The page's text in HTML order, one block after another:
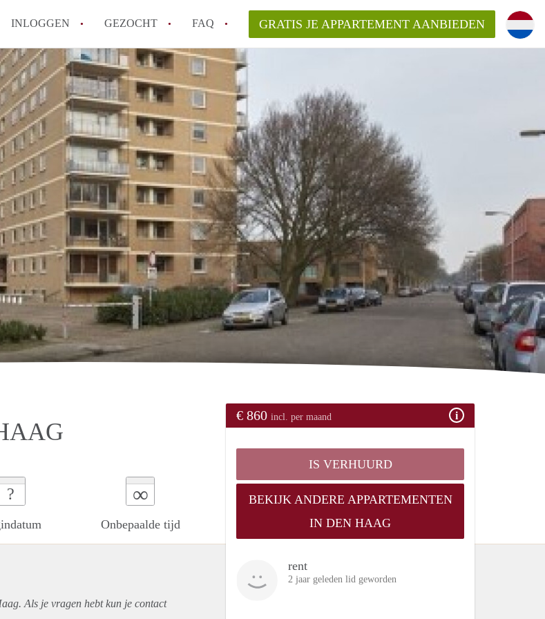
INLOGGEN GEZOCHT FAQ
How to translate AppartementDenHaag!
Wat is Appartement-DenHaag?
Hoeveel kost het om te reageren op een Appartement in Den Haag?
Wat is de privacyverklaring van Appartement-DenHaag?
Berekent Appartement-DenHaag
makelaarsvergoeding/bemiddelingsvergoeding?
Alle veelgestelde vragen
GRATIS JE APPARTEMENT AANBIEDEN
? ∞
Onbepaalde tijd
€ 860 incl. per maand
IS VERHUURD
BEKIJK ANDERE APPARTEMENTEN
IN DEN HAAG
rent
2 jaar geleden lid geworden
Als je vragen hebt kun je contact